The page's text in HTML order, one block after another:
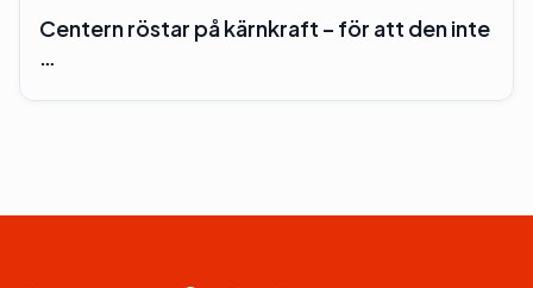
Centern röstar på kärnkraft – för att den inte
…